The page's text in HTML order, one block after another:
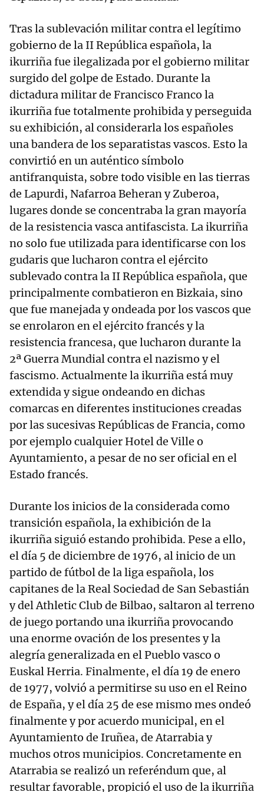
Tras la sublevación militar contra el legítimo
gobierno de la II República española, la
ikurriña fue ilegalizada por el gobierno militar
surgido del golpe de Estado. Durante la
dictadura militar de Francisco Franco la
ikurriña fue totalmente prohibida y perseguida
su exhibición, al considerarla los españoles
una bandera de los separatistas vascos. Esto la
convirtió en un auténtico símbolo
antifranquista, sobre todo visible en las tierras
de Lapurdi, Nafarroa Beheran y Zuberoa,
lugares donde se concentraba la gran mayoría
de la resistencia vasca antifascista. La ikurriña
no solo fue utilizada para identificarse con los
gudaris que lucharon contra el ejército
sublevado contra la II República española, que
principalmente combatieron en Bizkaia, sino
que fue manejada y ondeada por los vascos que
se enrolaron en el ejército francés y la
resistencia francesa, que lucharon durante la
2ª Guerra Mundial contra el nazismo y el
fascismo. Actualmente la ikurriña está muy
extendida y sigue ondeando en dichas
comarcas en diferentes instituciones creadas
por las sucesivas Repúblicas de Francia, como
por ejemplo cualquier Hotel de Ville o
Ayuntamiento, a pesar de no ser oficial en el
Estado francés.
Durante los inicios de la considerada como
transición española, la exhibición de la
ikurriña siguió estando prohibida. Pese a ello,
el día 5 de diciembre de 1976, al inicio de un
partido de fútbol de la liga española, los
capitanes de la Real Sociedad de San Sebastián
y del Athletic Club de Bilbao, saltaron al terreno
de juego portando una ikurriña provocando
una enorme ovación de los presentes y la
alegría generalizada en el Pueblo vasco o
Euskal Herria. Finalmente, el día 19 de enero
de 1977, volvió a permitirse su uso en el Reino
de España, y el día 25 de ese mismo mes ondeó
finalmente y por acuerdo municipal, en el
Ayuntamiento de Iruñea, de Atarrabia y
muchos otros municipios. Concretamente en
Atarrabia se realizó un referéndum que, al
resultar favorable, propició el uso de la ikurriña